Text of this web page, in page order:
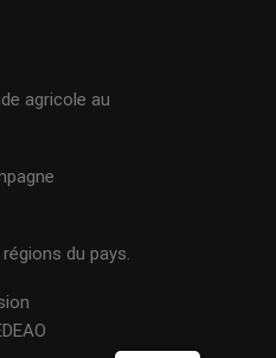
agricole au
du pays.